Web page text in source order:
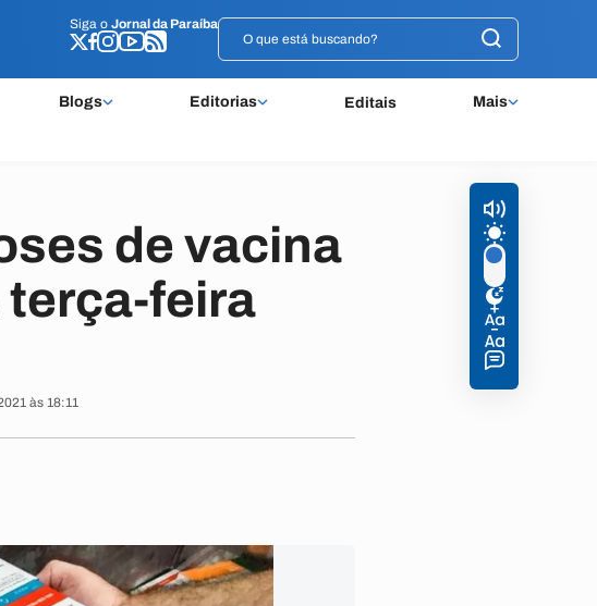
Siga o Jornal da Paraíba
Blogs Editorias Editais Mais
Siga o Jornal da Paraíba
de vacina
feira
às 18:11